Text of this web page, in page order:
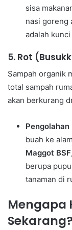
sisa
nasi goreng
adalah
5. Rot
Sampah organik
total sampah
akan berkurang
buah ke
Maggot BSF
berupa
tanaman di
Mengapa
Sekarang?